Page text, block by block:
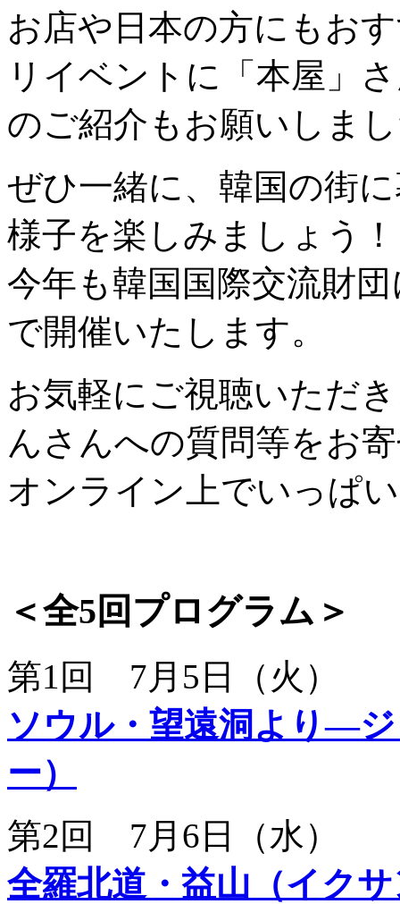
お店や日本の方にもお
リイベントに「本屋」
のご紹介もお願いしま
ぜひ一緒に、韓国の街
様子を楽しみましょう！
今年も韓国国際交流財
で開催いたします。
お気軽にご視聴いただ
んさんへの質問等をお
オンライン上でいっぱ
＜全5回プログラム＞
第1回 7月5日（火）
ソウル・望遠洞より―
ー）
第2回 7月6日（水）
全羅北道・益山（イク